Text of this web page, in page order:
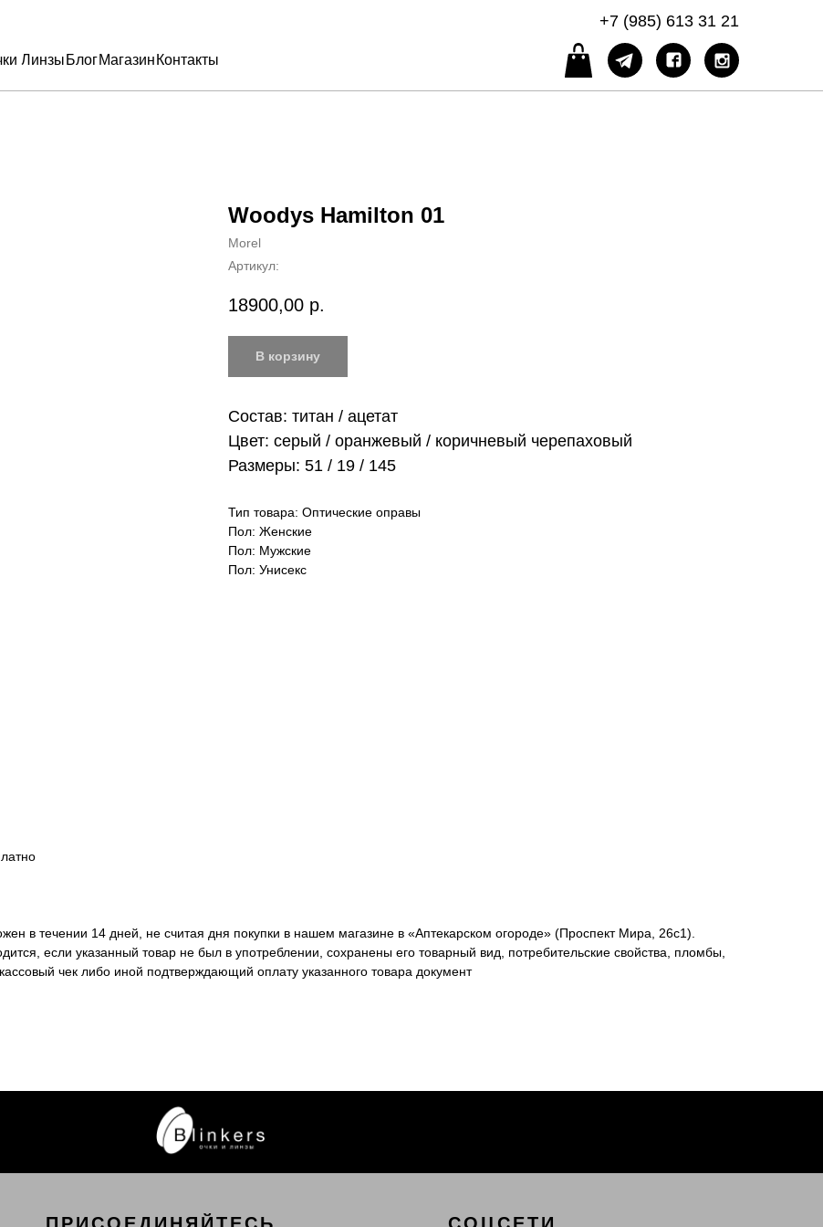
Линзы Блог Магазин Контакты
+7 (985) 613 31 21
Woodys Hamilton 01
Morel
Артикул:
18900,00 р.
В корзину
Состав: титан / ацетат
Цвет: серый / оранжевый / коричневый черепаховый
Размеры: 51 / 19 / 145
Тип товара: Оптические оправы
Пол: Женские
Пол: Мужские
Пол: Унисекс
в течении 14 дней, не считая дня покупки в нашем магазине в «Аптекарском огороде» (Проспект Мира, 26с1).
если указанный товар не был в употреблении, сохранены его товарный вид, потребительские свойства, пломбы,
чек либо иной подтверждающий оплату указанного товара документ